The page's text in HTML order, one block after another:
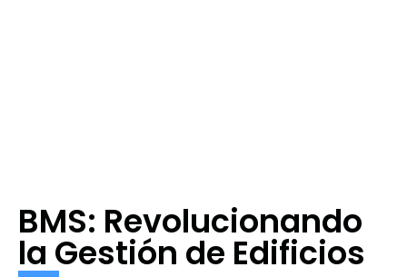
BMS: Revolucionando
la Gestión de Edificios